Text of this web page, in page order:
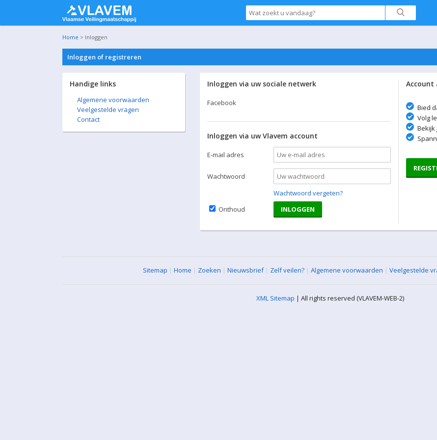
Home > Inloggen
Inloggen of registreren
Handige links
Algemene voorwaarden
Veelgestelde vragen
Contact
Inloggen via uw sociale netwerk
Facebook
Inloggen via uw Vlavem account
E-mail adres
Wachtwoord
Wachtwoord vergeten?
Onthoud
INLOGGEN
Account
Bied
Volg
Sitemap | Home | Zoeken | Nieuwsbrief| Zelf veilen? | Algemene voorwaarden | Veelgestelde
XML Sitemap | All rights reserved (VLAVEM-WEB-2)